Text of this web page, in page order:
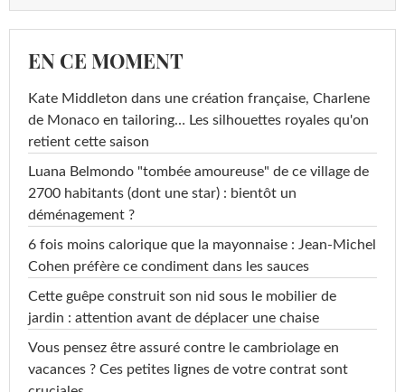
EN CE MOMENT
Kate Middleton dans une création française, Charlene
de Monaco en tailoring… Les silhouettes royales qu'on
retient cette saison
Luana Belmondo "tombée amoureuse" de ce village de
2700 habitants (dont une star) : bientôt un
déménagement ?
6 fois moins calorique que la mayonnaise : Jean-Michel
Cohen préfère ce condiment dans les sauces
Cette guêpe construit son nid sous le mobilier de
jardin : attention avant de déplacer une chaise
Vous pensez être assuré contre le cambriolage en
vacances ? Ces petites lignes de votre contrat sont